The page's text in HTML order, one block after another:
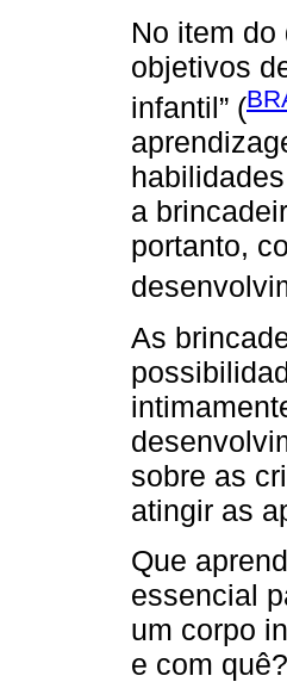
No item do
objetivos
infantil” (
a
portanto,
As
sobre as
atingir as
Que
essencial
um corpo
e com quê?